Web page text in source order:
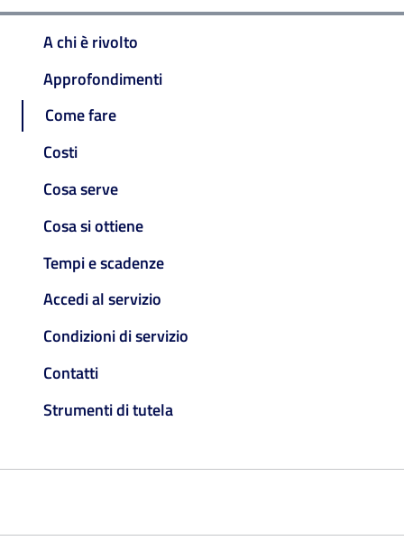
A chi è rivolto
Approfondimenti
Come fare
Costi
Cosa serve
Cosa si ottiene
Tempi e scadenze
Accedi al servizio
Condizioni di servizio
Contatti
Strumenti di tutela